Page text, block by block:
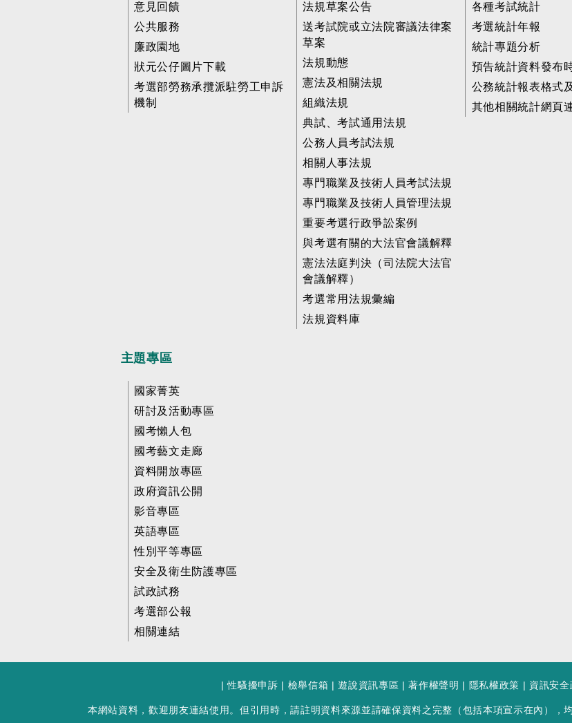
意見回饋
公共服務
廉政園地
狀元公仔圖片下載
考選部勞務承攬派駐勞工申訴
機制
法規草案公告
送考試院或立法院審議法律案
草案
法規動態
憲法及相關法規
組織法規
典試、考試通用法規
公務人員考試法規
相關人事法規
專門職業及技術人員考試法規
專門職業及技術人員管理法規
重要考選行政爭訟案例
與考選有關的大法官會議解釋
憲法法庭判決（司法院大法官
會議解釋）
考選常用法規彙編
法規資料庫
各種考試統計
考選統計年報
統計專題分析
預告統計資料發布
公務統計報表格式
其他相關統計網頁
主題專區
國家菁英
研討及活動專區
國考懶人包
國考藝文走廊
資料開放專區
政府資訊公開
影音專區
英語專區
性別平等專區
安全及衛生防護專區
試政試務
考選部公報
相關連結
|性騷擾申訴 | 檢舉信箱 |遊說資訊專區 |著作權聲明 | 隱私權政策 | 資訊安全
本網站資料，歡迎朋友連結使用。但引用時，請註明資料來源並請確保資料之完整（包括本項宣示在內），